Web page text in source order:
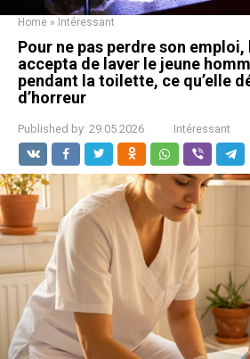
Home » Intéressant
Pour ne pas perdre son emploi,
accepta de laver le jeune
pendant la toilette, ce qu’elle
d’horreur
Published by: 29.05.2026 Intéressant